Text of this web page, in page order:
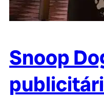
Snoop